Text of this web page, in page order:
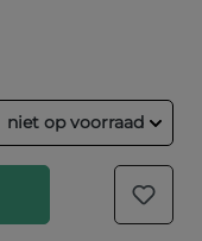
niet op voorraad